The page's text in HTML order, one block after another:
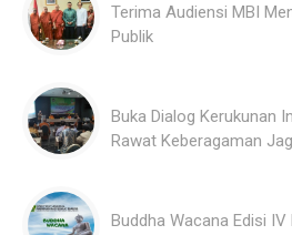
Terima Audiensi MBI
Publik
Buka Dialog Kerukunan
Rawat Keberagaman
Buddha Wacana Edisi IV